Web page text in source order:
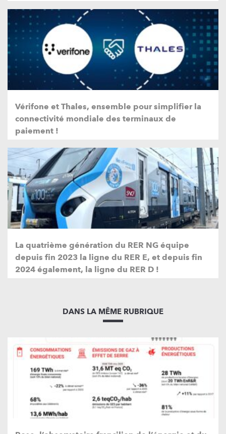
Vérifone et Thales, ensemble pour simplifier la
connectivité mondiale des terminaux de
paiement !
La quatrième génération du RER NG équipe
depuis fin 2023 la ligne du RER E, et depuis fin
2024 également, la ligne du RER D !
DANS LA MÊME RUBRIQUE